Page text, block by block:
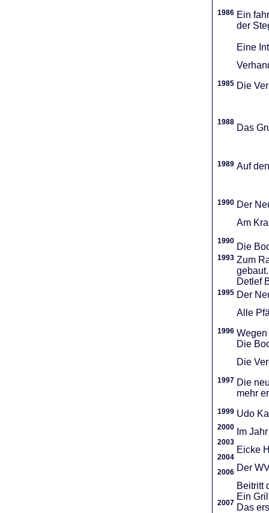
1986 Ein
der
Eine
1985 Die
1988
Das
1989 Auf
1990 Der
Am
1990
Die
1993 Zum
gebaut.
Detlef
1995 Der
Alle
1996
Die
Die
1997 Die
mehr
1999
2000
2003
2004
2006
2007
Udo
Im
Eicke
Der
Beitritt
Ein
Das